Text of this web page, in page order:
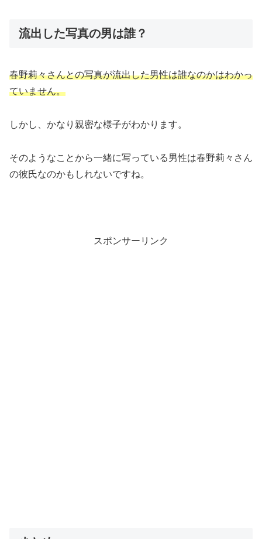
流出した写真の男は誰？
春野莉々さんとの写真が流出した男性は誰なのかはわかっ
ていません。
しかし、かなり親密な様子がわかります。
そのようなことから一緒に写っている男性は春野莉々さん
の彼氏なのかもしれないですね。
スポンサーリンク